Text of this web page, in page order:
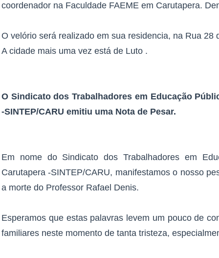
coordenador na Faculdade FAEME em Carutapera.
O velório será realizado em sua residencia, na Rua 28
A cidade mais uma vez está de Luto .
O Sindicato dos Trabalhadores em Educação
-SINTEP/CARU emitiu uma Nota de Pesar.
​​​Em nome do Sindicato dos Trabalhadores em
Carutapera -SINTEP/CARU, manifestamos o nosso
a morte do Professor Rafael Denis.​​​
​​​Esperamos que estas palavras levem um pouco de
familiares neste momento de tanta tristeza,